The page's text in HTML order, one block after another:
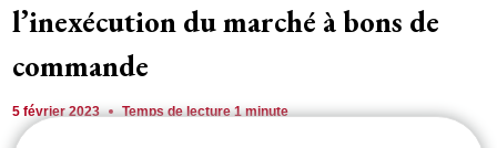
l’inexécution du marché à bons de
commande
5 février 2023 Temps de lecture1minute